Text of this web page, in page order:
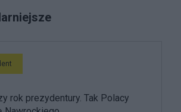
rok prezydentury. Tak Polacy